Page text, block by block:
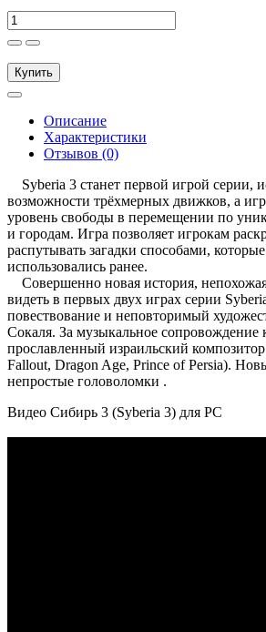
Купить
Описание
Характеристики
Отзывов (0)
Syberia 3 станет первой игрой серии,
возможности трёхмерных движков, а
уровень свободы в перемещении по
и городам. Игра позволяет игрокам
распутывать загадки способами,
использовались ранее.
Совершенно новая история,
видеть в первых двух играх серии
повествование и неповторимый
Сокаля. За музыкальное сопровождение
прославленный израильский
Fallout, Dragon Age, Prince of Persia).
непростые головоломки .
Видео Сибирь 3 (Syberia 3) для PC